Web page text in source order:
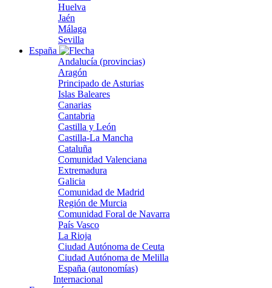
Huelva
Jaén
Málaga
Sevilla
España
Andalucía (provincias)
Aragón
Principado de Asturias
Islas Baleares
Canarias
Cantabria
Castilla y León
Castilla-La Mancha
Cataluña
Comunidad Valenciana
Extremadura
Galicia
Comunidad de Madrid
Región de Murcia
Comunidad Foral de Navarra
País Vasco
La Rioja
Ciudad Autónoma de Ceuta
Ciudad Autónoma de Melilla
España (autonomías)
Internacional